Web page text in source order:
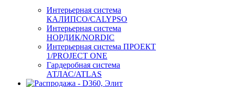
Интерьерная система
КАЛИПСО/CALYPSO
Интерьерная система
НОРДИК/NORDIC
Интерьерная система ПРОЕКТ
1/PROJECT ONE
Гардеробная система
АТЛАС/ATLAS